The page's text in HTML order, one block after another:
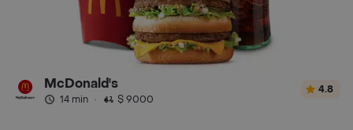
McDonald's
14 min · $ 9000
4.8